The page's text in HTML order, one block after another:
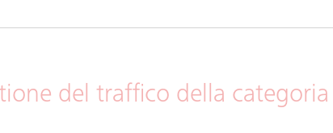
del traffico della categoria